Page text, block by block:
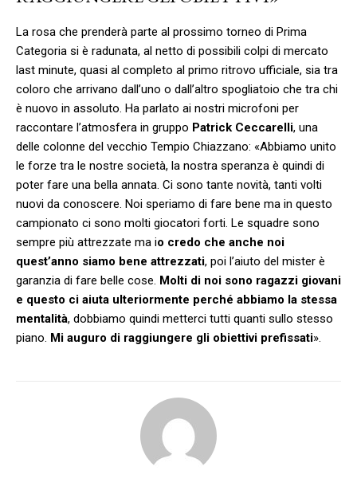
La rosa che prenderà parte al prossimo torneo di Prima
Categoria si è radunata, al netto di possibili colpi di mercato
last minute, quasi al completo al primo ritrovo ufficiale, sia tra
coloro che arrivano dall’uno o dall’altro spogliatoio che tra chi
è nuovo in assoluto. Ha parlato ai nostri microfoni per
raccontare l’atmosfera in gruppo Patrick Ceccarelli, una
delle colonne del vecchio Tempio Chiazzano: «Abbiamo unito
le forze tra le nostre società, la nostra speranza è quindi di
poter fare una bella annata. Ci sono tante novità, tanti volti
nuovi da conoscere. Noi speriamo di fare bene ma in questo
campionato ci sono molti giocatori forti. Le squadre sono
sempre più attrezzate ma io credo che anche noi
quest’anno siamo bene attrezzati, poi l’aiuto del mister è
garanzia di fare belle cose. Molti di noi sono ragazzi giovani
e questo ci aiuta ulteriormente perché abbiamo la stessa
mentalità, dobbiamo quindi metterci tutti quanti sullo stesso
piano. Mi auguro di raggiungere gli obiettivi prefissati».